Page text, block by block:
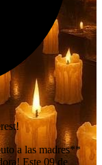
a las madres**
Este 09 de